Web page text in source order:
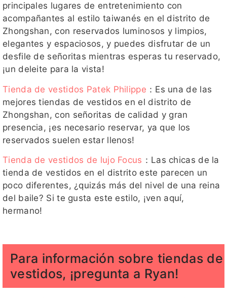
principales lugares de entretenimiento con
acompañantes al estilo taiwanés en el distrito de
Zhongshan, con reservados luminosos y limpios,
elegantes y espaciosos, y puedes disfrutar de un
desfile de señoritas mientras esperas tu reservado,
¡un deleite para la vista!
Tienda de vestidos Patek Philippe ：Es una de las
mejores tiendas de vestidos en el distrito de
Zhongshan, con señoritas de calidad y gran
presencia, ¡es necesario reservar, ya que los
reservados suelen estar llenos!
Tienda de vestidos de lujo Focus ：Las chicas de la
tienda de vestidos en el distrito este parecen un
poco diferentes, ¿quizás más del nivel de una reina
del baile? Si te gusta este estilo, ¡ven aquí,
hermano!
Para información sobre tiendas de
vestidos, ¡pregunta a Ryan!